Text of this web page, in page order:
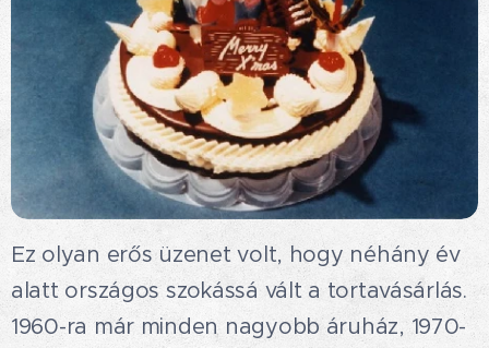
Ez olyan erős üzenet volt, hogy néhány év
alatt országos szokássá vált a tortavásárlás.
1960-ra már minden nagyobb áruház, 1970-